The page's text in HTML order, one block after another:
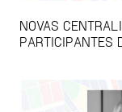
NOVAS
PARTICIPANTES